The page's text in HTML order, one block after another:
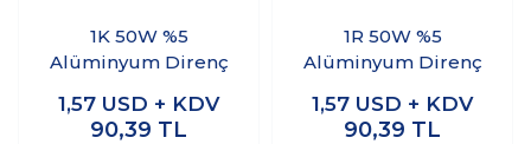
1K 50W %5
Alüminyum Direnç
1,57 USD + KDV
90,39 TL
1R 50W %5
Alüminyum Direnç
1,57 USD + KDV
90,39 TL